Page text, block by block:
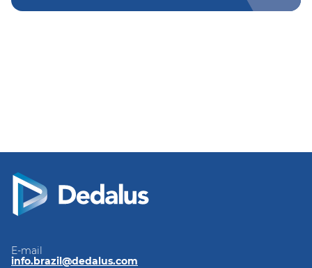
E-mail
info.brazil@dedalus.com